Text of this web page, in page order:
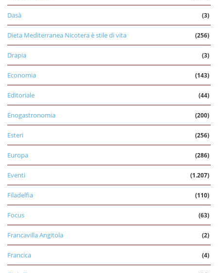
Dasà (3)
Dieta Mediterranea Nicotera è stile di vita (256)
Drapia (3)
Economia (143)
Editoriale (44)
Enogastronomia (200)
Esteri (256)
Europa (286)
Eventi (1.207)
Filadelfia (110)
Focus (63)
Francavilla Angitola (2)
Francica (4)